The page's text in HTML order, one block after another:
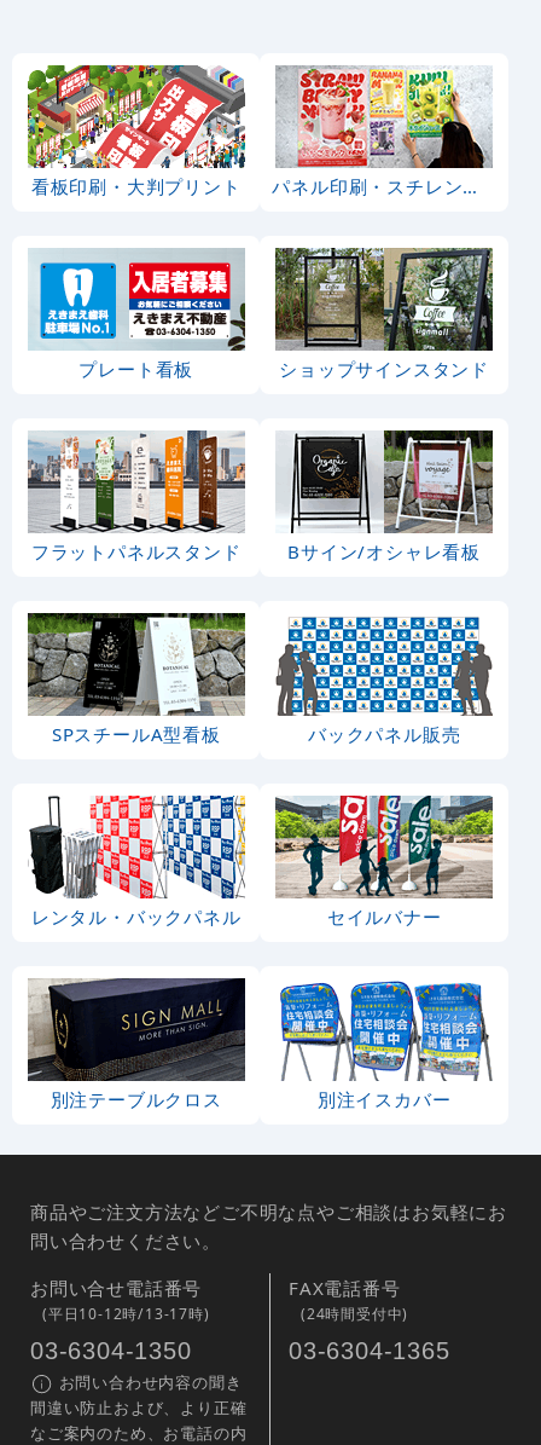
看板印刷・大判プリント パネル印刷・スチレンボード
プレート看板 ショップサインスタンド
フラットパネルスタンド Bサイン/オシャレ看板
SPスチールA型看板 バックパネル販売
レンタル・バックパネル セイルバナー
別注テーブルクロス 別注イスカバー
商品やご注文方法などご不明な点やご相談はお気軽にお
問い合わせください。
お問い合せ電話番号
(平日10-12時/13-17時)
03-6304-1350
お問い合わせ内容の聞き
間違い防止および、より正確
なご案内のため、お電話の内
FAX電話番号
(24時間受付中)
03-6304-1365